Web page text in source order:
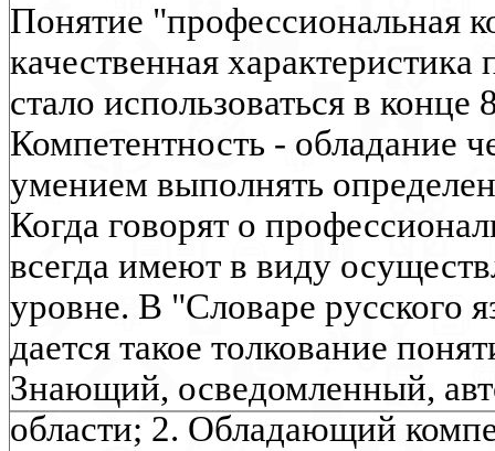
Понятие "профессиональная
качественная характеристика
стало использоваться в конце
Компетентность - обладание
умением выполнять
Когда говорят о
всегда имеют в виду
уровне. В "Словаре русского
дается такое толкование
Знающий, осведомленный,
области; 2. Обладающий